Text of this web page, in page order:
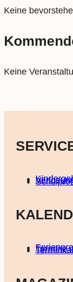
Keine
Keine
Termine